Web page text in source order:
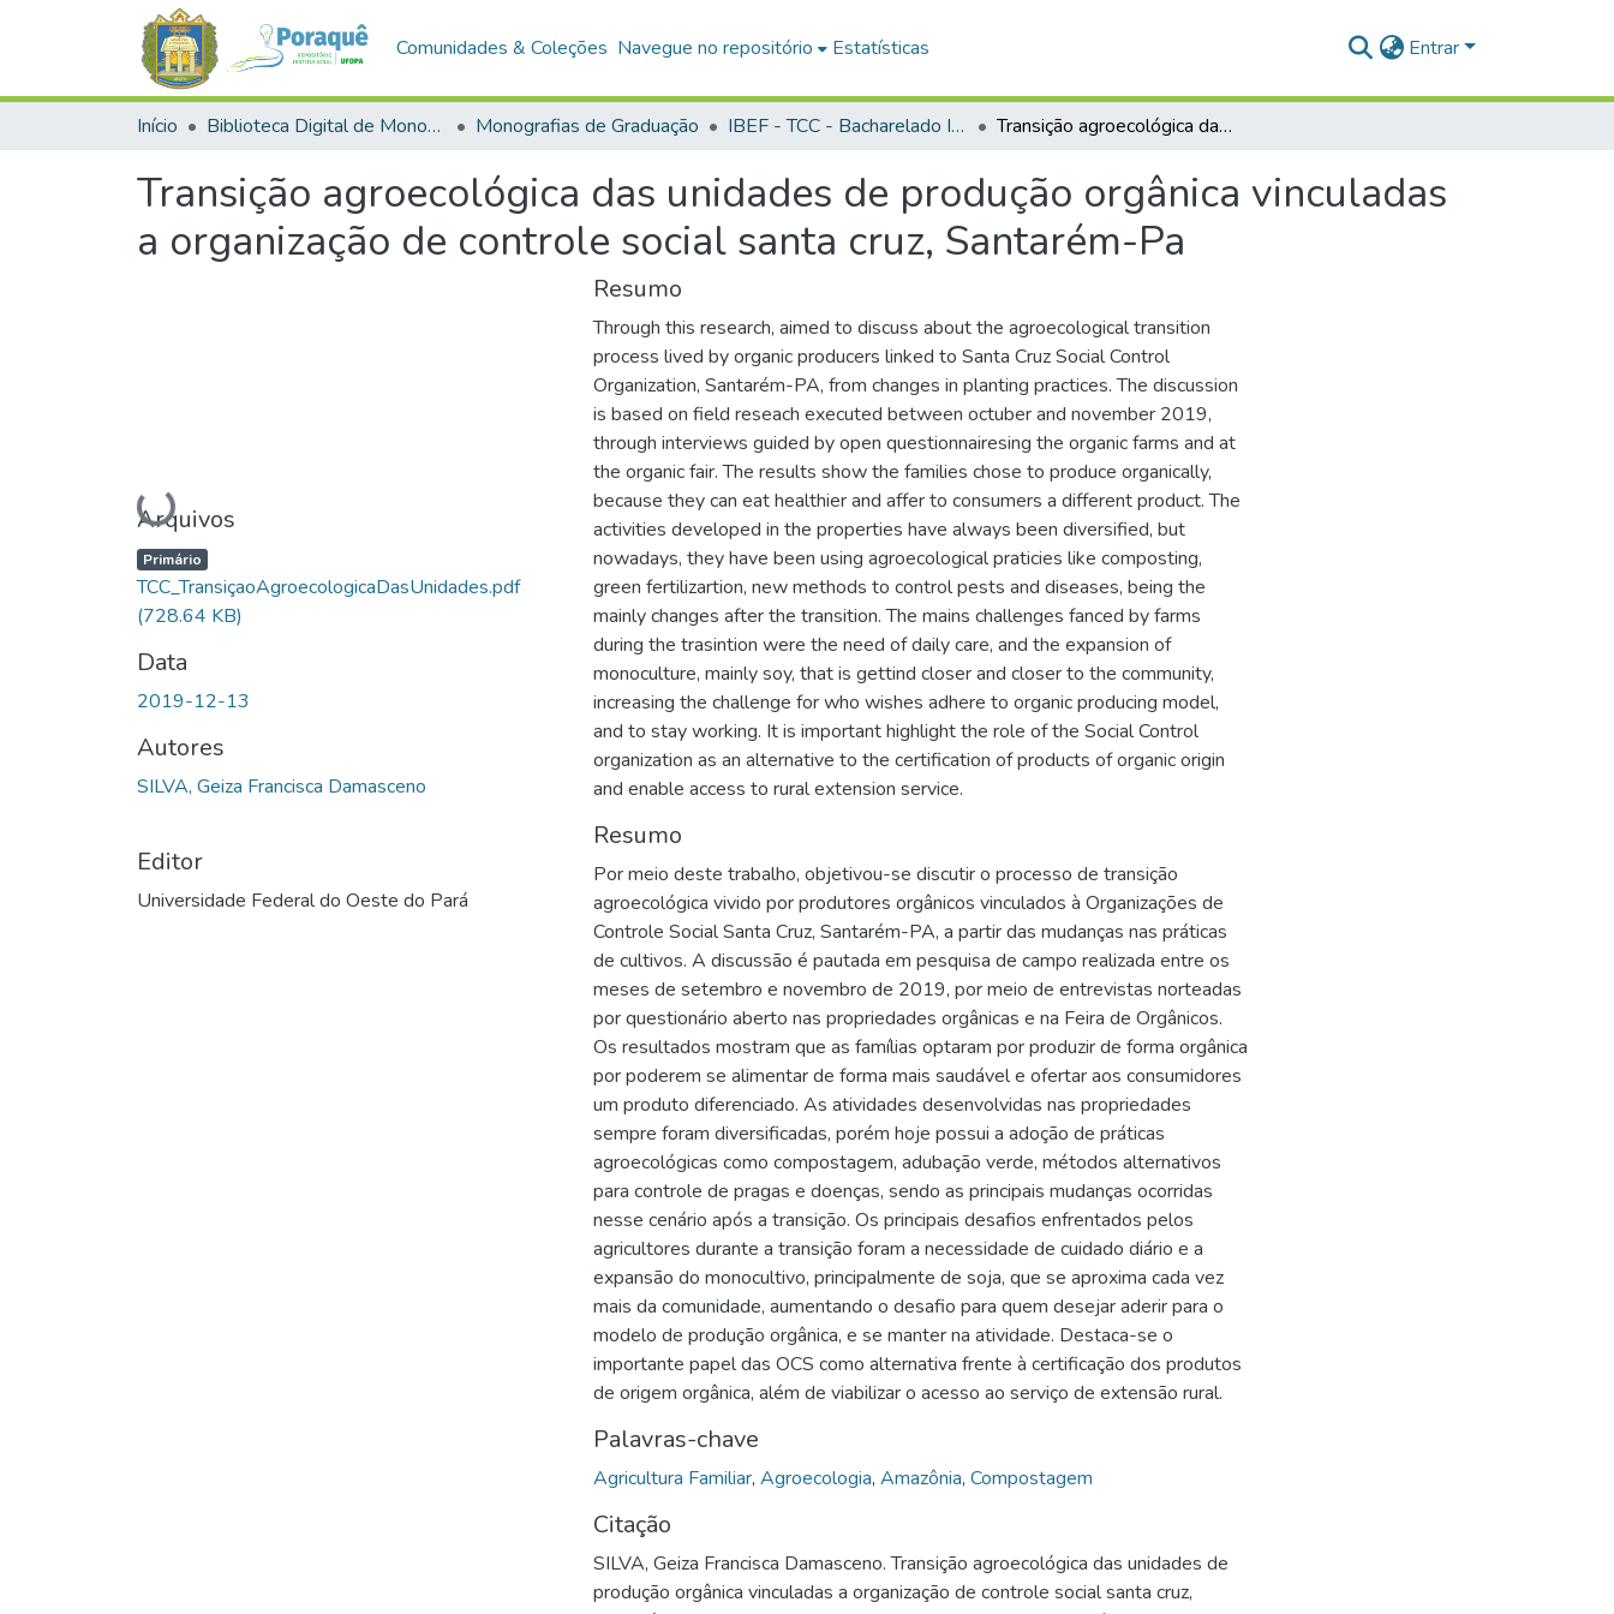
Comunidades & Coleções Navegue no repositório Estatísticas Entrar
Início Biblioteca Digital de Monografias (BDM) Monografias de Graduação IBEF - TCC - Bacharelado Interdisciplinar em Ciências Agrárias Transição agroecológica das unidades de produção orgânica vinculadas a organização de controle social santa cruz, Santarém-Pa
Transição agroecológica das unidades de produção orgânica vinculadas
a organização de controle social santa cruz, Santarém-Pa
Carregando...
Arquivos
Primário
TCC_TransiçaoAgroecologicaDasUnidades.pdf
(728.64 KB)
Data
2019-12-13
Autores
SILVA, Geiza Francisca Damasceno
Editor
Universidade Federal do Oeste do Pará
Resumo
Through this research, aimed to discuss about the agroecological transition
process lived by organic producers linked to Santa Cruz Social Control
Organization, Santarém-PA, from changes in planting practices. The discussion
is based on field reseach executed between octuber and november 2019,
through interviews guided by open questionnairesing the organic farms and at
the organic fair. The results show the families chose to produce organically,
because they can eat healthier and affer to consumers a different product. The
activities developed in the properties have always been diversified, but
nowadays, they have been using agroecological praticies like composting,
green fertilizartion, new methods to control pests and diseases, being the
mainly changes after the transition. The mains challenges fanced by farms
during the trasintion were the need of daily care, and the expansion of
monoculture, mainly soy, that is gettind closer and closer to the community,
increasing the challenge for who wishes adhere to organic producing model,
and to stay working. It is important highlight the role of the Social Control
organization as an alternative to the certification of products of organic origin
and enable access to rural extension service.
Resumo
Por meio deste trabalho, objetivou-se discutir o processo de transição
agroecológica vivido por produtores orgânicos vinculados à Organizações de
Controle Social Santa Cruz, Santarém-PA, a partir das mudanças nas práticas
de cultivos. A discussão é pautada em pesquisa de campo realizada entre os
meses de setembro e novembro de 2019, por meio de entrevistas norteadas
por questionário aberto nas propriedades orgânicas e na Feira de Orgânicos.
Os resultados mostram que as famílias optaram por produzir de forma orgânica
por poderem se alimentar de forma mais saudável e ofertar aos consumidores
um produto diferenciado. As atividades desenvolvidas nas propriedades
sempre foram diversificadas, porém hoje possui a adoção de práticas
agroecológicas como compostagem, adubação verde, métodos alternativos
para controle de pragas e doenças, sendo as principais mudanças ocorridas
nesse cenário após a transição. Os principais desafios enfrentados pelos
agricultores durante a transição foram a necessidade de cuidado diário e a
expansão do monocultivo, principalmente de soja, que se aproxima cada vez
mais da comunidade, aumentando o desafio para quem desejar aderir para o
modelo de produção orgânica, e se manter na atividade. Destaca-se o
importante papel das OCS como alternativa frente à certificação dos produtos
de origem orgânica, além de viabilizar o acesso ao serviço de extensão rural.
Palavras-chave
Agricultura Familiar, Agroecologia, Amazônia, Compostagem
Citação
SILVA, Geiza Francisca Damasceno. Transição agroecológica das unidades de
produção orgânica vinculadas a organização de controle social santa cruz,